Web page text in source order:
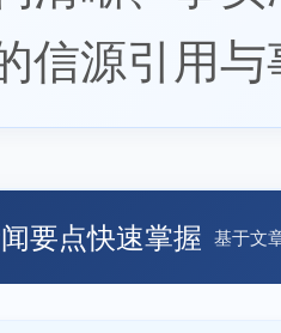
信源引用
要点快速掌握 基于文